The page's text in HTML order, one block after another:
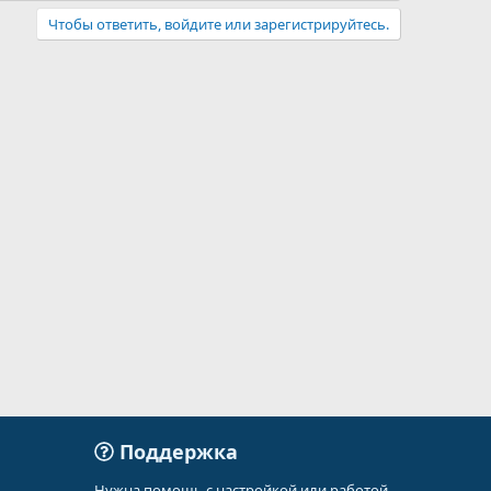
Чтобы ответить, войдите или зарегистрируйтесь.
Поддержка